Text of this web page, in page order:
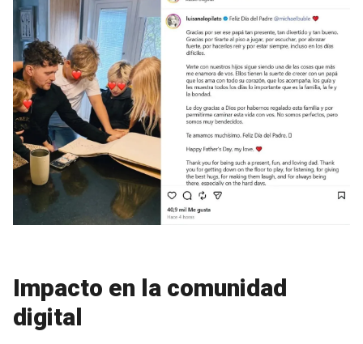
Impacto en la comunidad
digital